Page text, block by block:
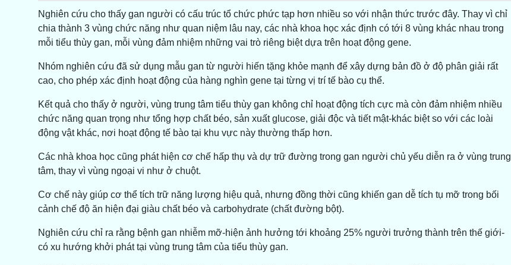
Nghiên cứu cho thấy gan người có cấu trúc tổ chức phức tạp hơn nhiều so với nhận thức trước đây. Thay vì chỉ
chia thành 3 vùng chức năng như quan niệm lâu nay, các nhà khoa học xác định có tới 8 vùng khác nhau trong
mỗi tiểu thùy gan, mỗi vùng đảm nhiệm những vai trò riêng biệt dựa trên hoạt động gene.
Nhóm nghiên cứu đã sử dụng mẫu gan từ người hiến tặng khỏe mạnh để xây dựng bản đồ ở độ phân giải rất
cao, cho phép xác định hoạt động của hàng nghìn gene tại từng vị trí tế bào cụ thể.
Kết quả cho thấy ở người, vùng trung tâm tiểu thùy gan không chỉ hoạt động tích cực mà còn đảm nhiệm nhiều
chức năng quan trọng như tổng hợp chất béo, sản xuất glucose, giải độc và tiết mật-khác biệt so với các loài
động vật khác, nơi hoạt động tế bào tại khu vực này thường thấp hơn.
Các nhà khoa học cũng phát hiện cơ chế hấp thụ và dự trữ đường trong gan người chủ yếu diễn ra ở vùng trung
tâm, thay vì vùng ngoại vi như ở chuột.
Cơ chế này giúp cơ thể tích trữ năng lượng hiệu quả, nhưng đồng thời cũng khiến gan dễ tích tụ mỡ trong bối
cảnh chế độ ăn hiện đại giàu chất béo và carbohydrate (chất đường bột).
Nghiên cứu chỉ ra rằng bệnh gan nhiễm mỡ-hiện ảnh hưởng tới khoảng 25% người trưởng thành trên thế giới-
có xu hướng khởi phát tại vùng trung tâm của tiểu thùy gan.